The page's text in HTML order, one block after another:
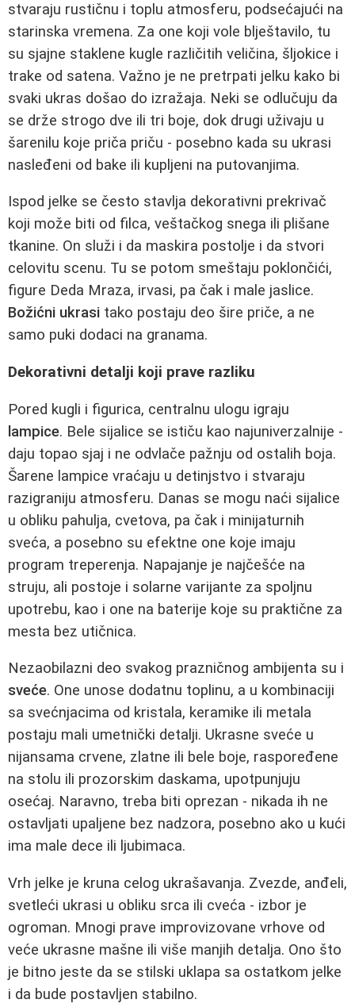
stvaraju rustičnu i toplu atmosferu, podsećajući na
starinska vremena. Za one koji vole blještavilo, tu
su sjajne staklene kugle različitih veličina, šljokice i
trake od satena. Važno je ne pretrpati jelku kako bi
svaki ukras došao do izražaja. Neki se odlučuju da
se drže strogo dve ili tri boje, dok drugi uživaju u
šarenilu koje priča priču - posebno kada su ukrasi
nasleđeni od bake ili kupljeni na putovanjima.
Ispod jelke se često stavlja dekorativni prekrivač
koji može biti od filca, veštačkog snega ili plišane
tkanine. On služi i da maskira postolje i da stvori
celovitu scenu. Tu se potom smeštaju poklončići,
figure Deda Mraza, irvasi, pa čak i male jaslice.
Božićni ukrasi tako postaju deo šire priče, a ne
samo puki dodaci na granama.
Dekorativni detalji koji prave razliku
Pored kugli i figurica, centralnu ulogu igraju
lampice. Bele sijalice se ističu kao najuniverzalnije -
daju topao sjaj i ne odvlače pažnju od ostalih boja.
Šarene lampice vraćaju u detinjstvo i stvaraju
razigraniju atmosferu. Danas se mogu naći sijalice
u obliku pahulja, cvetova, pa čak i minijaturnih
sveća, a posebno su efektne one koje imaju
program treperenja. Napajanje je najčešće na
struju, ali postoje i solarne varijante za spoljnu
upotrebu, kao i one na baterije koje su praktične za
mesta bez utičnica.
Nezaobilazni deo svakog prazničnog ambijenta su i
sveće. One unose dodatnu toplinu, a u kombinaciji
sa svećnjacima od kristala, keramike ili metala
postaju mali umetnički detalji. Ukrasne sveće u
nijansama crvene, zlatne ili bele boje, raspoređene
na stolu ili prozorskim daskama, upotpunjuju
osećaj. Naravno, treba biti oprezan - nikada ih ne
ostavljati upaljene bez nadzora, posebno ako u kući
ima male dece ili ljubimaca.
Vrh jelke je kruna celog ukrašavanja. Zvezde, anđeli,
svetleći ukrasi u obliku srca ili cveća - izbor je
ogroman. Mnogi prave improvizovane vrhove od
veće ukrasne mašne ili više manjih detalja. Ono što
je bitno jeste da se stilski uklapa sa ostatkom jelke
i da bude postavljen stabilno.